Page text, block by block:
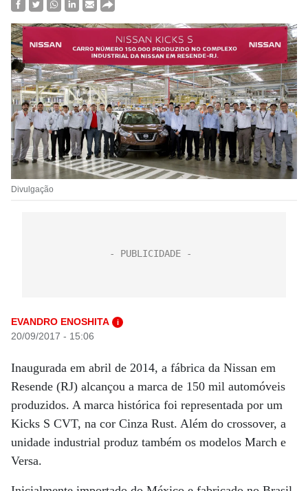
Divulgação
EVANDRO ENOSHITA i
20/09/2017 - 15:06
Inaugurada em abril de 2014, a fábrica da Nissan em
Resende (RJ) alcançou a marca de 150 mil automóveis
produzidos. A marca histórica foi representada por um
Kicks S CVT, na cor Cinza Rust. Além do crossover, a
unidade industrial produz também os modelos March e
Versa.